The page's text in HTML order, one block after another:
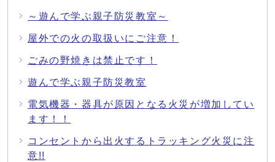
～遊んで学ぶ親子防災教室～
屋外での火の取扱いにご注意！
ごみの野焼きは禁止です！
遊んで学ぶ親子防災教室
電気機器・器具が原因となる火災が増加してい
ます！！
コンセントから出火するトラッキング火災に注
意!!